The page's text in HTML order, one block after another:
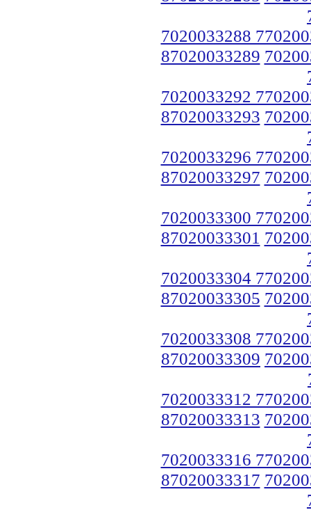
7020033288
87020033289
7020033292
87020033293
7020033296
87020033297
7020033300
87020033301
7020033304
87020033305
7020033308
87020033309
7020033312
87020033313
7020033316
87020033317